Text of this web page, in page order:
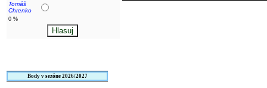
Tomáš
Chrenko
0 %
Body v sezóne 2026/2027